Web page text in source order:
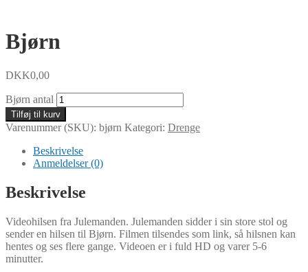
Bjørn
DKK0,00
Bjørn antal
Tilføj til kurv
Varenummer (SKU): bjørn Kategori: Drenge
Beskrivelse
Anmeldelser (0)
Beskrivelse
Videohilsen fra Julemanden. Julemanden sidder i sin store stol og
sender en hilsen til Bjørn. Filmen tilsendes som link, så hilsnen kan
hentes og ses flere gange. Videoen er i fuld HD og varer 5-6
minutter.